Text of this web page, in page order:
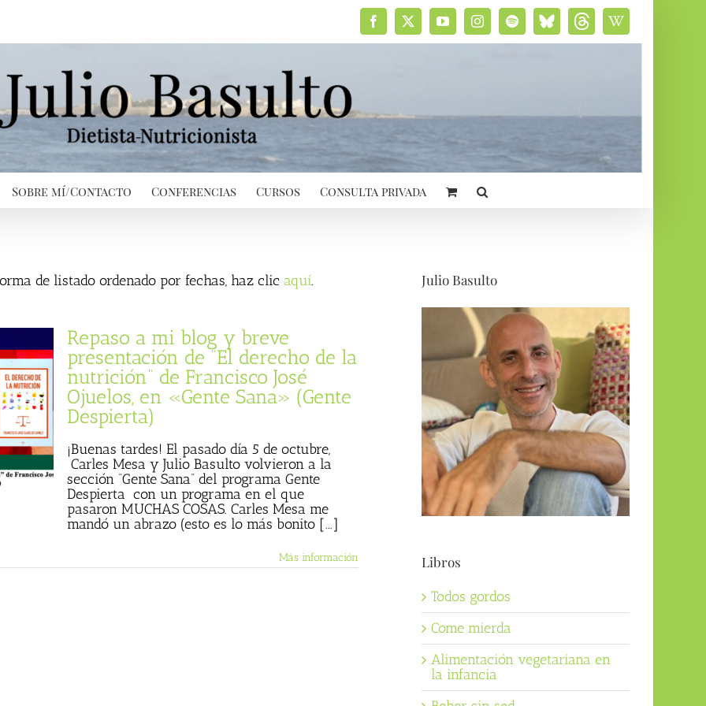
Facebook
X YouTubeInstagramSpotifyBluesky
social
ThreadsWikipedia
Sobre mí/Contacto Conferencias Cursos Consulta privada
de listado ordenado por fechas, haz clic aquí.
Repaso a mi blog y breve
presentación de “El derecho de la
nutrición” de Francisco José
Ojuelos, en «Gente Sana» (Gente
Despierta)
¡Buenas tardes! El pasado día 5 de octubre,
Carles Mesa y Julio Basulto volvieron a la
sección “Gente Sana” del programa Gente
Despierta con un programa en el que
pasaron MUCHAS COSAS. Carles Mesa me
mandó un abrazo (esto es lo más bonito [...]
Más información
Julio Basulto
Libros
Todos gordos
Come mierda
Alimentación vegetariana en
la infancia